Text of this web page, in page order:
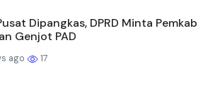
Dipangkas, DPRD Minta Pemkab
Genjot PAD
ago 17